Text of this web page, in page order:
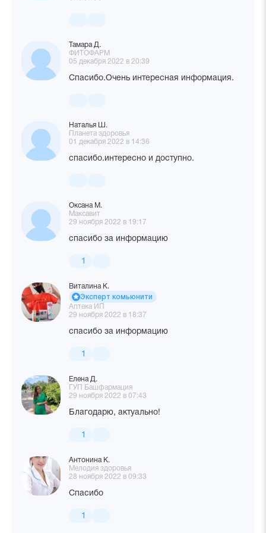
Тамара Д.
ФИТОФАРМ
05 декабря 2022 в 20:39
Спасибо.Очень интересная информация.
Наталья Ш.
Планета здоровья
01 декабря 2022 в 14:36
спасибо.интересно и доступно.
Оксана М.
Максавит
29 ноября 2022 в 19:17
спасибо за информацию
1
Виталина К.
Эксперт комьюнити
Аптека ИП
29 ноября 2022 в 18:37
спасибо за информацию
1
Елена Д.
ГУП Башфармация
29 ноября 2022 в 07:43
Благодарю, актуально!
1
Антонина К.
Мелодия здоровья
28 ноября 2022 в 09:33
Спасибо
1